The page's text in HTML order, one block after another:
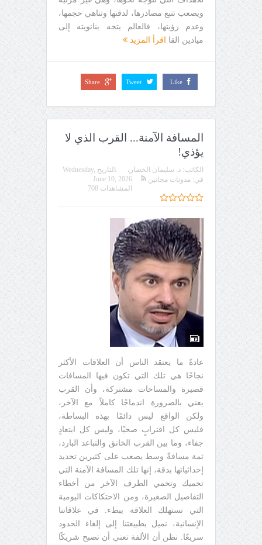
ويصعب تتبع مصادرها، لدقتها وتناهي حجمها،
وعدم رؤيتها، فالعالم يتجه بنانويته إلى
ميادين القا اقرأ المزيد
Like
Tweet
Share
المسافة الآمنة... القرب الذي لا
يؤذي!
الكاتب: د. سليمان الخضاري التاريخ Wednesday,
June 10, 2026
في: مدونات مجانين
المشاهدات 708
عادةً ما يعتقد الناس أن العلاقات الأكثر
نجاحًا هي تلك التي تكون فيها المسافات
قصيرة والمساحات مشتركة، وأن القرب
يعني بالضرورة اندماجًا كاملاً مع الآخر،
ولكن الواقع ليس دائمًا بهذه البساطة،
فليس كل اقترابٍ صحيًا، وليس كل ابتعادٍ
جفاء، وما بين القرب الخانق والتباعد البارد،
ثمة مسافةٌ وسط يصعب على كثيرين تحديد
إحداثياتها بدقة، إنها تلك المسافة الآمنة التي
تحميك وتحمي الطرف الآخر من أخطاء
التفاصيل الصغيرة، ومن الاحتكاكات اليومية
التي تستهلك العلاقة ببطء. في علاقاتنا
الإنسانية، نميل بطبيعتنا إلى إلغاء الحدود
سريعًا. نظن أن الألفة تعني أن تصبح شريكًا